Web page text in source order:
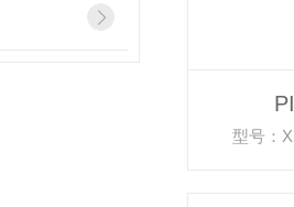
型号：